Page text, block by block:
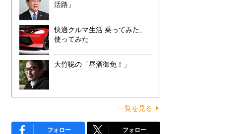
活路」
快適クルマ生活 乗ってみた、
使ってみた
大竹聡の「昼酒御免！」
一覧を見る
フォロー フォロー